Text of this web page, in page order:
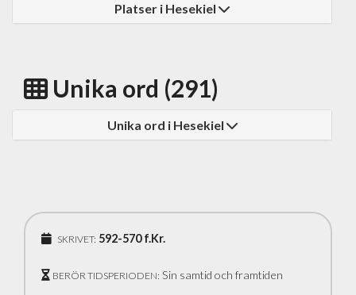
Platser i Hesekiel
Unika ord (291)
Unika ord i Hesekiel
SKRIVET: 592-570 f.Kr.
BERÖR TIDSPERIODEN: Sin samtid och framtiden